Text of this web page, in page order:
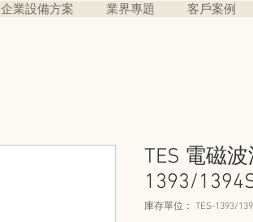
企業設備方案 業界專題 客戶案例
TES 電磁
1393/
庫存單位： TES-1393/